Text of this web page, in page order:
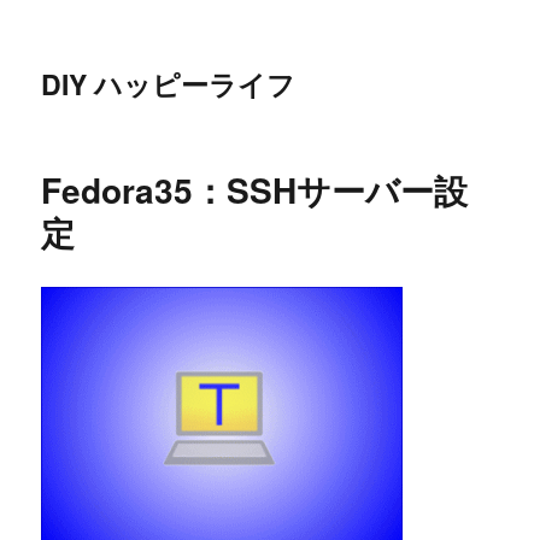
DIY ハッピーライフ
Fedora35：SSHサーバー設
定